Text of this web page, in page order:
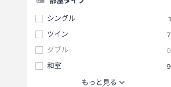
シングル
1
ツイン
7
ダブル
0
和室
9
もっと見る